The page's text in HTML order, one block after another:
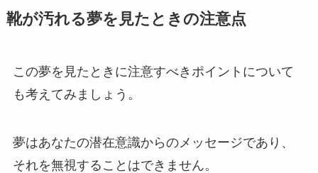
靴が汚れる夢を見たときの注意点
この夢を見たときに注意すべきポイントについて
も考えてみましょう。
夢はあなたの潜在意識からのメッセージであり、
それを無視することはできません。